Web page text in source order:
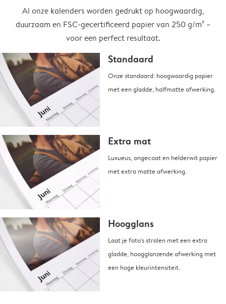
Al onze kalenders worden gedrukt op hoogwaardig,
duurzaam en FSC-gecertificeerd papier van 250 g/m² –
voor een perfect resultaat.
Standaard
Onze standaard: hoogwaardig papier
met een gladde, halfmatte afwerking.
Extra mat
Luxueus, ongecoat en helderwit papier
met extra matte afwerking.
Hoogglans
Laat je foto's stralen met een extra
gladde, hoogglanzende afwerking met
een hoge kleurintensiteit.